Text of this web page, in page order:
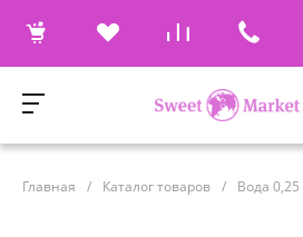
Главная / Каталог товаров / Вода 0,25